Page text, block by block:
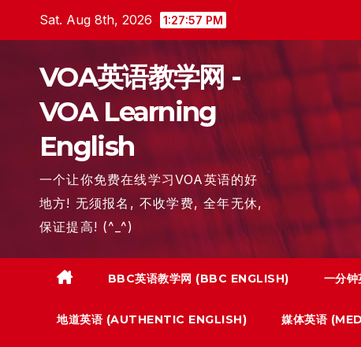
Sat. Aug 8th, 2026 1:27:58 PM
VOA英语教学网 -
VOA Learning
English
一个让你免费在线学习VOA英语的好
地方! 无须报名, 不收学费, 全年无休,
保证提高! (^_^)
BBC英语教学网 (BBC ENGLISH) 一分
地道英语 (AUTHENTIC ENGLISH) 媒体英语